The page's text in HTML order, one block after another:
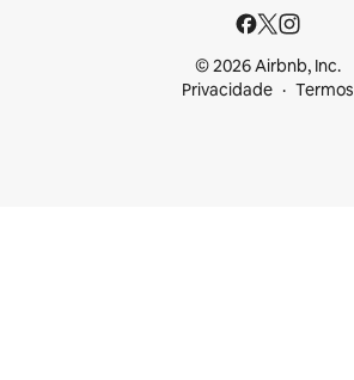
© 2026 Airbnb, Inc.
Privacidade
Termos